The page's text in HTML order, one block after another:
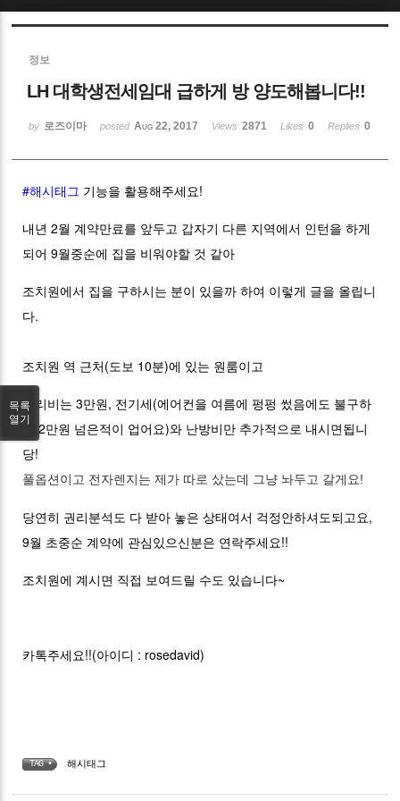
정보
LH 대학생전세임대 급하게 방 양도해봅니다!!
by 로즈이마 posted Aug 22, 2017 Views 2871 Likes 0 Replies 0
#해시태그 기능을 활용해주세요!
내년 2월 계약만료를 앞두고 갑자기 다른 지역에서 인턴을 하게
되어 9월중순에 집을 비워야할 것 같아
조치원에서 집을 구하시는 분이 있을까 하여 이렇게 글을 올립니
다.
조치원 역 근처(도보 10분)에 있는 원룸이고
관리비는 3만원, 전기세(에어컨을 여름에 펑펑 썼음에도 불구하
고 2만원 넘은적이 업어요)와 난방비만 추가적으로 내시면됩니
당!
풀옵션이고 전자렌지는 제가 따로 샀는데 그냥 놔두고 갈게요!
당연히 권리분석도 다 받아 놓은 상태여서 걱정안하셔도되고요,
9월 초중순 계약에 관심있으신분은 연락주세요!!
조치원에 계시면 직접 보여드릴 수도 있습니다~
카톡주세요!!(아이디 : rosedavid)
TAG • 해시태그
목록
열기
Sketchbook5, 스케치북5
Sketchbook5, 스케치북5